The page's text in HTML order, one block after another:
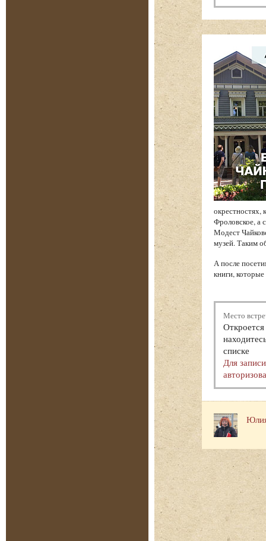
окрестностях,
Фроловское, а
Модест
музей. Таким
А после
книги,
Место
списке
Для